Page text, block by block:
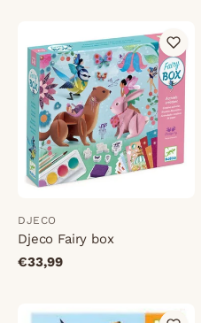
DJECO
Djeco Fairy box
€33,99